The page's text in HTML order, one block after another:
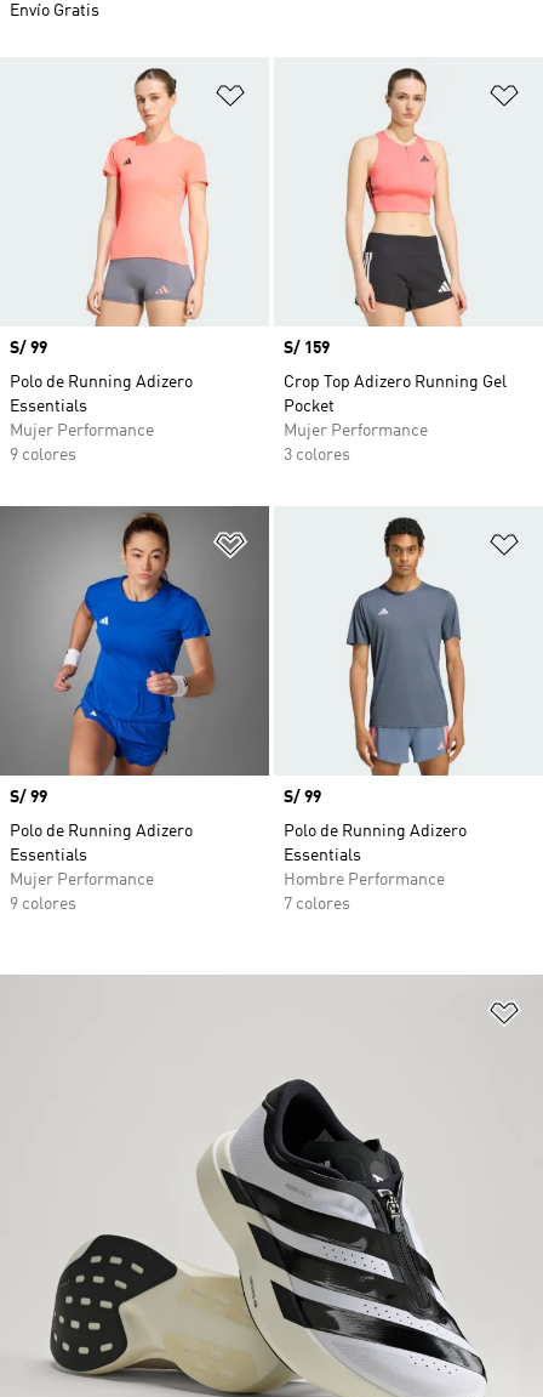
Añadir a la lista de deseos
Precio
S/ 99
Polo de Running Adizero
Essentials
Mujer Performance
9 colores
Precio
S/ 159
Crop Top Adizero Running Gel
Pocket
Mujer Performance
3 colores
Añadir a la lista de deseos
Precio
S/ 99
Polo de Running Adizero
Essentials
Mujer Performance
9 colores
Precio
S/ 99
Polo de Running Adizero
Essentials
Hombre Performance
7 colores
Envío Gratis